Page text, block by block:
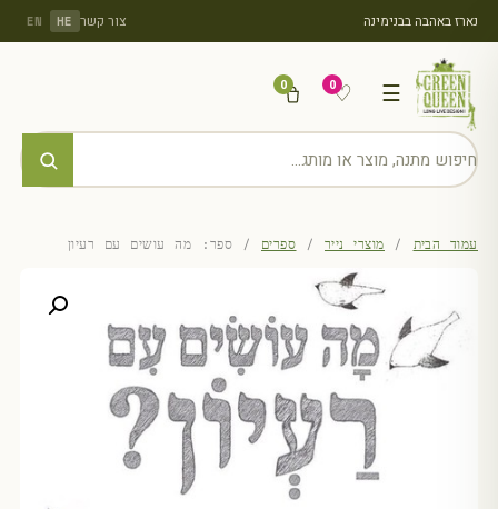
נארז באהבה בבנימינה צור קשר HE
EN
☰
♡
0
0
עמוד הבית / מוצרי נייר / ספרים / ספר: מה עושים עם רעיון